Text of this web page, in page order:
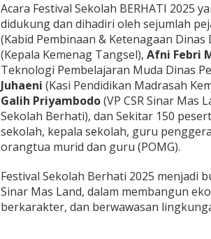
Acara Festival Sekolah BERHATI 2025
didukung dan dihadiri oleh sejumlah
(Kabid Pembinaan & Ketenagaan Dinas
(Kepala Kemenag Tangsel), Afni Febri
Teknologi Pembelajaran Muda Dinas
Juhaeni (Kasi Pendidikan Madrasah
Galih Priyambodo(VP CSR Sinar Mas
Sekolah Berhati), dan Sekitar 150
sekolah, kepala sekolah, guru
orangtua murid dan guru (POMG).
Festival Sekolah Berhati 2025 menjadi
Sinar Mas Land, dalam membangun
berkarakter, dan berwawasan